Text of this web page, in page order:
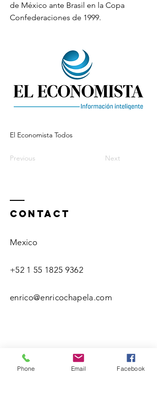
de México ante Brasil en la Copa
Confederaciones de 1999.
El Economista Todos
Previous Next
Contact
Mexico
+52 1 55 1825 9362
enrico@enricochapela.com
Phone Email Facebook